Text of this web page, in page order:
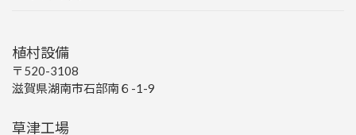
植村設備
〒520-3108
滋賀県湖南市石部南６-1-9
草津工場